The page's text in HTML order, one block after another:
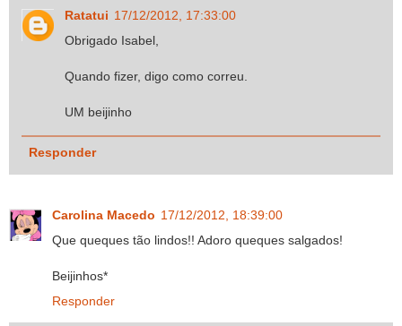
Ratatui 17/12/2012, 17:33:00
Obrigado Isabel,
Quando fizer, digo como correu.
UM beijinho
Responder
Carolina Macedo 17/12/2012, 18:39:00
Que queques tão lindos!! Adoro queques salgados!
Beijinhos*
Responder